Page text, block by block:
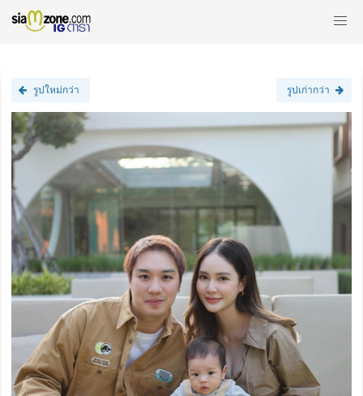
รูปใหม่กว่า รูปเก่ากว่า